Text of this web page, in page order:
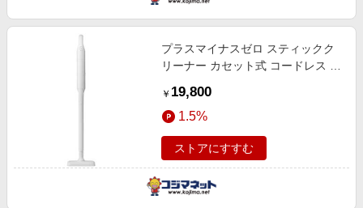
プラスマイナスゼロ スティックク
リーナー カセット式 コードレス 紙
￥ 19,800
1.5%
ストアにすすむ